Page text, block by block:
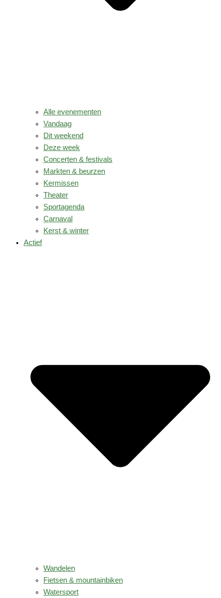
Alle evenementen
Vandaag
Dit weekend
Deze week
Concerten & festivals
Markten & beurzen
Kermissen
Theater
Sportagenda
Carnaval
Kerst & winter
Actief
Wandelen
Fietsen & mountainbiken
Watersport